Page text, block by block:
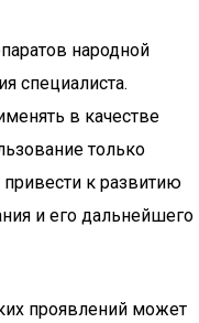
народной
специалиста.
в качестве
только
к развитию
и его дальнейшего
проявлений может